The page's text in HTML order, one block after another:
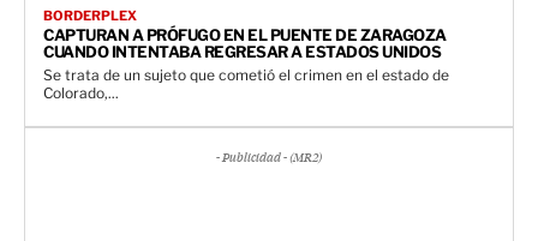
BORDERPLEX
CAPTURAN A PRÓFUGO EN EL PUENTE DE ZARAGOZA
CUANDO INTENTABA REGRESAR A ESTADOS UNIDOS
Se trata de un sujeto que cometió el crimen en el estado de
Colorado,...
- Publicidad - (MR2)